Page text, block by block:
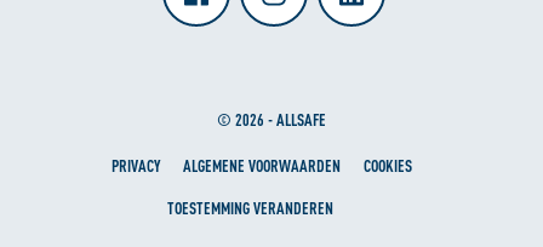
© 2026 - ALLSAFE
PRIVACY ALGEMENE VOORWAARDEN COOKIES
TOESTEMMING VERANDEREN